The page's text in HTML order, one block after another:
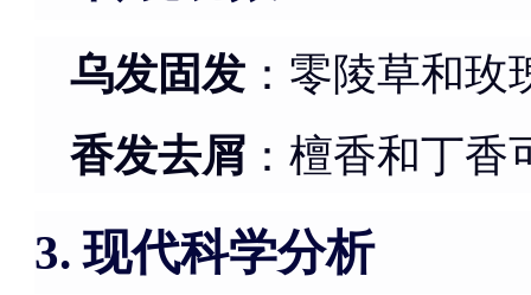
乌发固发 ：零陵草和
香发去屑 ：檀香和丁
3. 现代科学分析